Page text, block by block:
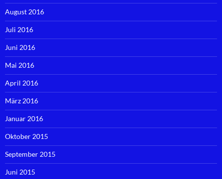
August 2016
Juli 2016
Juni 2016
Mai 2016
April 2016
März 2016
Januar 2016
Oktober 2015
September 2015
Juni 2015